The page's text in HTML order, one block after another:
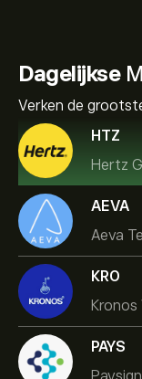
Dagelijkse
Verken de
HTZ
Hertz
AEVA
Aeva
KRO
PAYS